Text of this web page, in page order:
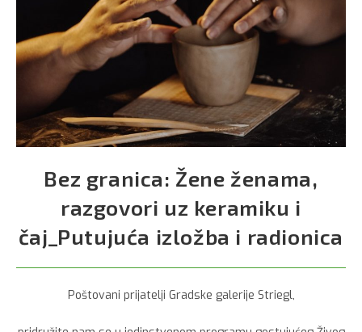
Bez granica: Žene ženama,
razgovori uz keramiku i
čaj_Putujuća izložba i radionica
Poštovani prijatelji Gradske galerije Striegl,